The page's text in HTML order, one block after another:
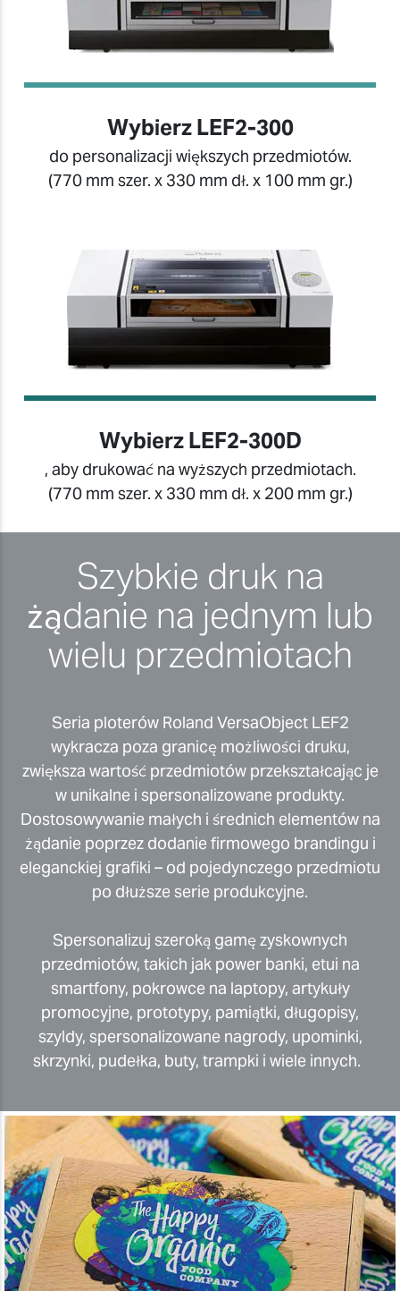
Wybierz LEF2-300
do personalizacji większych przedmiotów.
(770 mm szer. x 330 mm dł. x 100 mm gr.)
Wybierz LEF2-300D
, aby drukować na wyższych przedmiotach.
(770 mm szer. x 330 mm dł. x 200 mm gr.)
Szybkie druk na
żądanie na jednym lub
wielu przedmiotach
Seria ploterów Roland VersaObject LEF2
wykracza poza granicę możliwości druku,
zwiększa wartość przedmiotów przekształcając je
w unikalne i spersonalizowane produkty.
Dostosowywanie małych i średnich elementów na
żądanie poprzez dodanie firmowego brandingu i
eleganckiej grafiki – od pojedynczego przedmiotu
po dłuższe serie produkcyjne.
Spersonalizuj szeroką gamę zyskownych
przedmiotów, takich jak power banki, etui na
smartfony, pokrowce na laptopy, artykuły
promocyjne, prototypy, pamiątki, długopisy,
szyldy, spersonalizowane nagrody, upominki,
skrzynki, pudełka, buty, trampki i wiele innych.